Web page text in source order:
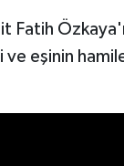
Fatih
ve eşinin